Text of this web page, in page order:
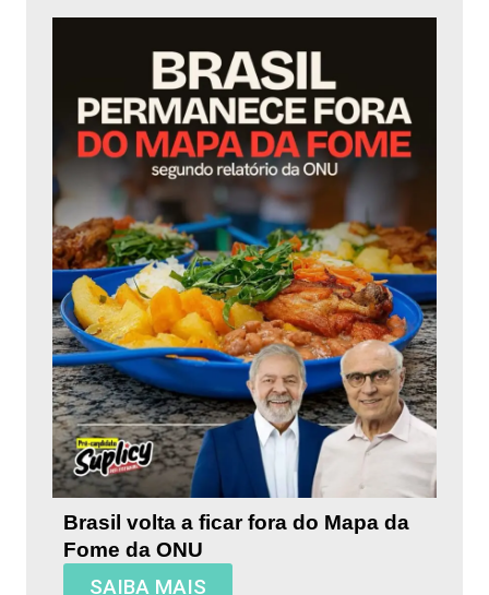
Brasil volta a ficar fora do Mapa da
Fome da ONU
SAIBA MAIS